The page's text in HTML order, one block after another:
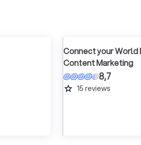
Connect your World
Content Marketing
8,7
grade 15 reviews